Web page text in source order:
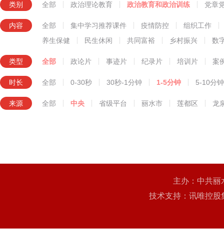
类别 全部 政治理论教育 政治教育和政治训练 党章
内容 全部 集中学习推荐课件 疫情防控
组织工作
养生保健
民生休闲 共同富裕 乡村振兴 数
类型 全部 政论片 事迹片 纪录片 培训片 案
时长 全部 0-30秒 30秒-1分钟 1-5分钟 5-10分钟
来源 全部 中央 省级平台 丽水市 莲都区 龙
主办：中共
技术支持：讯唯控